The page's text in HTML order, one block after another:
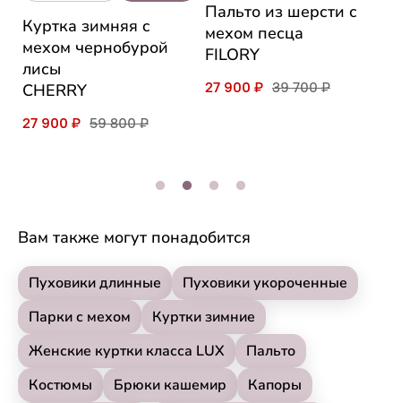
Куртка зимняя c
мехом чернобурой
лисы
CHERRY
27 900 ₽ 59 800 ₽
Пальто из шерсти с
мехом песца
FILORY
27 900 ₽ 39 700 ₽
Вам также могут понадобится
Пуховики длинные
Пуховики укороченные
Парки с мехом
Куртки зимние
Женские куртки класса LUX
Пальто
Костюмы
Брюки кашемир
Капоры